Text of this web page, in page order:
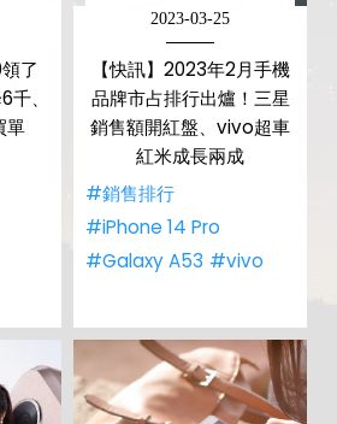
了
、
單
2023-03-25
【快訊】2023年2月手機
品牌市占排行出爐！三星
銷售額開紅盤、vivo超車
紅米成長兩成
#銷售排行
#iPhone 14 Pro
#Galaxy A53 #vivo